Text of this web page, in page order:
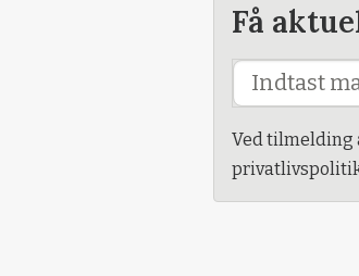
Få
Ved tilmelding